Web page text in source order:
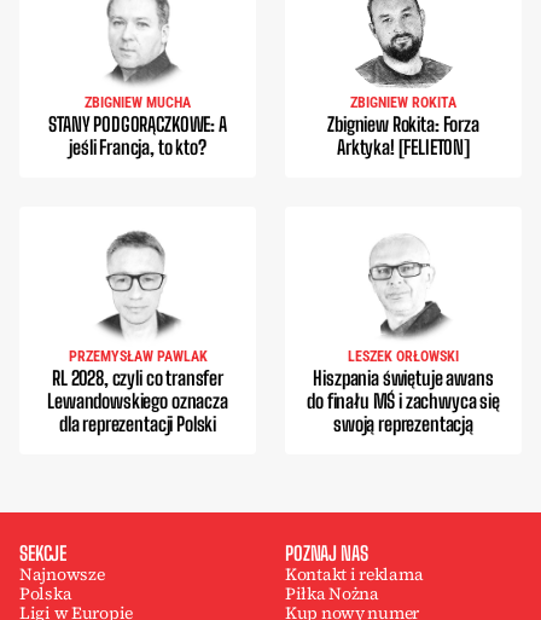
ZBIGNIEW MUCHA
STANY PODGORĄCZKOWE: A
jeśli Francja, to kto?
ZBIGNIEW ROKITA
Zbigniew Rokita: Forza
Arktyka! [FELIETON]
PRZEMYSŁAW PAWLAK
RL 2028, czyli co transfer
Lewandowskiego oznacza
dla reprezentacji Polski
LESZEK ORŁOWSKI
Hiszpania świętuje awans
do finału MŚ i zachwyca się
swoją reprezentacją
SEKCJE
Najnowsze
Polska
Ligi w Europie
POZNAJ NAS
Kontakt i reklama
Piłka Nożna
Kup nowy numer